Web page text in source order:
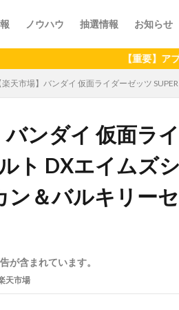
ノウハウ 抽選情報 お知らせ
【重要】アプリの最
楽天市場】バンダイ 仮面ライダーゼッツ
バンダイ 仮面ラ
ト DXエイムズ
ン＆バルキリー
が含まれています。
天市場